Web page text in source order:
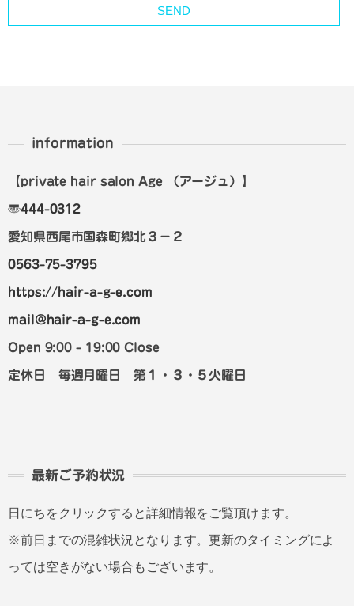
information
【private hair salon Age （アージュ） 】
〠444-0312
愛知県西尾市国森町郷北３－２
0563-75-3795
https://hair-a-g-e.com
mail@hair-a-g-e.com
Open 9:00 - 19:00 Close
定休日 毎週月曜日 第１・３・５火曜日
最新ご予約状況
日にちをクリックすると詳細情報をご覧頂けます。
※前日までの混雑状況となります。更新のタイミングによ
っては空きがない場合もございます。